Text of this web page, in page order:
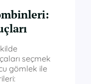
seçmek
gömlek ile